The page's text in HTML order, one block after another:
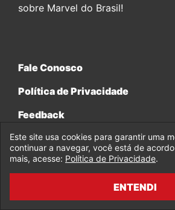
sobre Marvel do Brasil!
Fale Conosco
Política de Privacidade
Feedback
Enterprises.
Este site usa cookies para garantir uma
continuar a navegar, você está de
mais, acesse: Política de Privacidade.
ENTENDI